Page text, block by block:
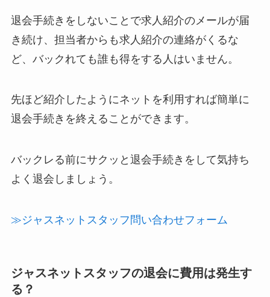
退会手続きをしないことで求人紹介のメールが届
き続け、担当者からも求人紹介の連絡がくるな
ど、バックれても誰も得をする人はいません。
先ほど紹介したようにネットを利用すれば簡単に
退会手続きを終えることができます。
バックレる前にサクッと退会手続きをして気持ち
よく退会しましょう。
≫ジャスネットスタッフ問い合わせフォーム
ジャスネットスタッフの退会に費用は発生す
る？